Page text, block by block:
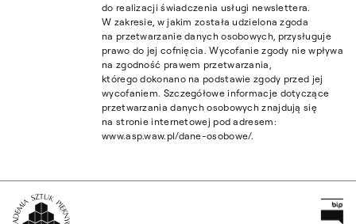
do realizacji świadczenia usługi newslettera.
W zakresie, w jakim została udzielona zgoda
na przetwarzanie danych osobowych, przysługuje
prawo do jej cofnięcia. Wycofanie zgody nie wpływa
na zgodność prawem przetwarzania,
którego dokonano na podstawie zgody przed jej
wycofaniem. Szczegółowe informacje dotyczące
przetwarzania danych osobowych znajdują się
na stronie internetowej pod adresem:
www.asp.waw.pl/dane-osobowe/.